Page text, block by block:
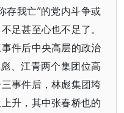
存我亡”的党内斗争或
足甚至心也不足了。
件后中央高层的政治
、江青两个集团位高
事件后，林彪集团垮
升，其中张春桥也的